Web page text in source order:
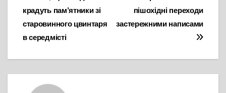
записів
пішохідні переходи
застережними написами
крадуть пам’ятники зі
старовинного цвинтаря
в середмісті